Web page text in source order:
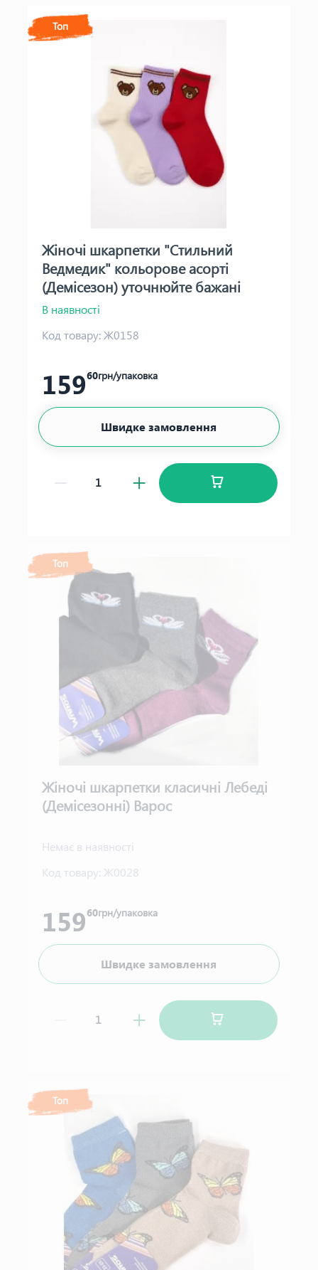
Топ
Жіночі шкарпетки "Стильний
Ведмедик" кольорове асорті
(Демісезон) уточнюйте бажані
кольори
В наявності
Код товару:Ж0158
15960грн/упаковка
Швидке замовлення
Топ
Жіночі шкарпетки класичні Лебеді
(Демісезонні) Варос
Немає в наявності
Код товару: Ж0028
15960грн/упаковка
Швидке замовлення
Топ